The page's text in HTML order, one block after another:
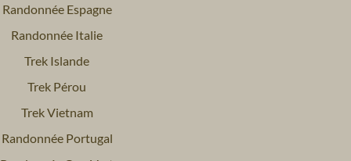
Randonnée Espagne
Randonnée Italie
Trek Islande
Trek Pérou
Trek Vietnam
Randonnée Portugal